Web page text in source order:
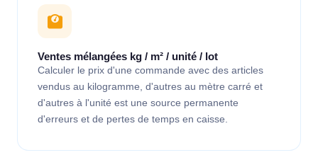
Ventes mélangées kg / m² / unité / lot
Calculer le prix d'une commande avec des articles
vendus au kilogramme, d'autres au mètre carré et
d'autres à l'unité est une source permanente
d'erreurs et de pertes de temps en caisse.